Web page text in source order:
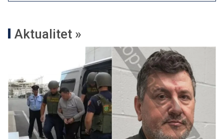
Aktualitet »